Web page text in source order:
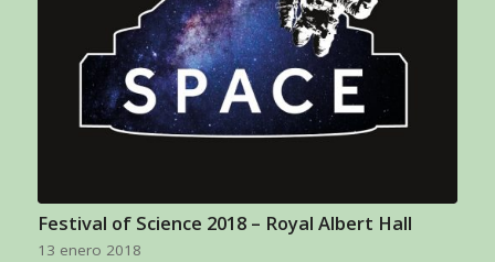
Festival of Science 2018 – Royal Albert Hall
13 enero 2018